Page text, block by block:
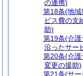
の連携)
第18条(地域
ビス費の支
助)
第19条(介護
沿ったサー
第20条(介護
変更の援助)
第21条(サー